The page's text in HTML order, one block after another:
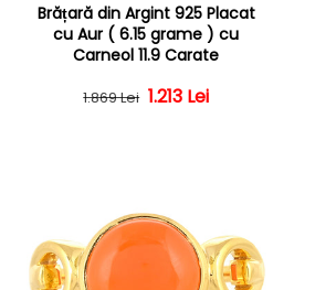
Brățară din Argint 925 Placat
cu Aur ( 6.15 grame ) cu
Carneol 11.9 Carate
Preț obișnuit
1.869 Lei Preț redus
1.213 Lei